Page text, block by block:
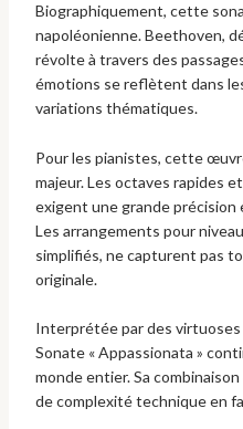
Biographiquement, cette
napoléonienne. Beethoven,
révolte à travers des
émotions se reflètent dans
variations thématiques.
Pour les pianistes, cette
majeur. Les octaves rapides
exigent une grande précision
Les arrangements pour
simplifiés, ne capturent pas
originale.
Interprétée par des virtuoses
Sonate « Appassionata »
monde entier. Sa
de complexité technique en